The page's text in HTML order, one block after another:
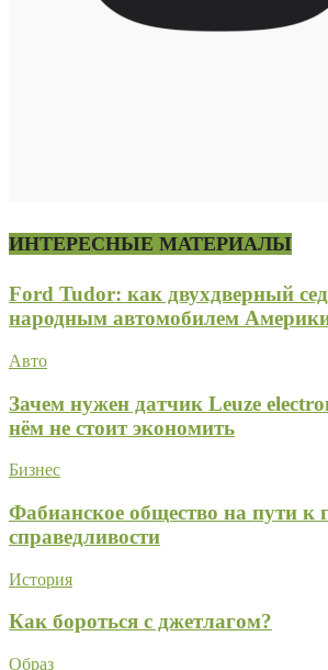
ИНТЕРЕСНЫЕ МАТЕРИАЛЫ
Ford Tudor: как двухдверный
народным автомобилем
Авто
Зачем нужен датчик Leuze
нём не стоит экономить
Бизнес
Фабианское общество на пути к
справедливости
История
Как бороться с джетлагом?
Образ